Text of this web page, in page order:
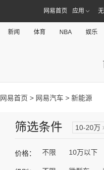
网易首页 应用
新闻 体育 NBA 娱乐
网易首页 > 网易汽车 > 新能源
筛选条件 10-20万
价格： 不限 10万以下